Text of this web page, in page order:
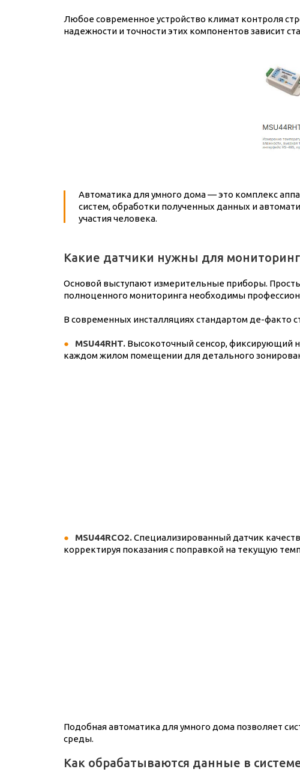
Любое современное устройство климат контроля
надежности и точности этих компонентов зависит
Автоматика для умного дома — это комплекс
систем, обработки полученных данных и
участия человека.
Какие датчики нужны для
Основой выступают измерительные приборы.
полноценного мониторинга необходимы
В современных инсталляциях стандартом де-факто
MSU44RHT. Высокоточный сенсор, фиксирующий
каждом жилом помещении для детального
MSU44RCO2.Специализированный датчик
корректируя показания с поправкой на текущую
Подобная автоматика для умного дома позволяет
среды.
Как обрабатываются данные в